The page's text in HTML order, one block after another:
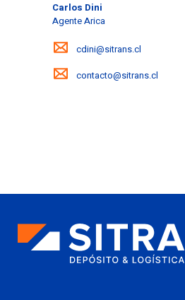
Carlos Dini
Agente Arica
cdini@sitrans.cl
contacto@sitrans.cl